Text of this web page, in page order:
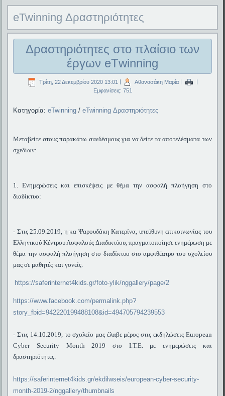
eTwinning Δραστηριότητες
Δραστηριότητες στο πλαίσιο των
έργων eΤwinning
Τρίτη, 22 Δεκεμβρίου 2020 13:01 Αθανασάκη Μαρία
Εμφανίσεις: 751
Κατηγορία:eTwinning /eTwinning Δραστηριότητες
Μεταβείτε στους παρακάτω συνδέσμους για να δείτε τα αποτελέσματα των
σχεδίων:
1. Ενημερώσεις και επισκέψεις με θέμα την ασφαλή πλοήγηση στο
διαδίκτυο:
- Στις 25.09.2019, η κα Ψαρουδάκη Κατερίνα, υπεύθυνη επικοινωνίας του
Ελληνικού Κέντρου Ασφαλούς Διαδικτύου, πραγματοποίησε ενημέρωση με
θέμα την ασφαλή πλοήγηση στο διαδίκτυο στο αμφιθέατρο του σχολείου
μας σε μαθητές και γονείς.
https://saferinternet4kids.gr/foto-ylik/nggallery/page/2
https://www.facebook.com/permalink.php?
story_fbid=942220199488108&id=494705794239553
- Στις 14.10.2019, το σχολείο μας έλαβε μέρος στις εκδηλώσεις European
Cyber Security Month 2019 στο Ι.Τ.Ε. με ενημερώσεις και
δραστηριότητες.
https://saferinternet4kids.gr/ekdilwseis/european-cyber-security-
month-2019-2/nggallery/thumbnails